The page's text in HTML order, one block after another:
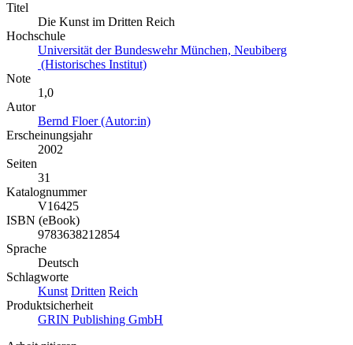
Titel
Die Kunst im Dritten Reich
Hochschule
Universität der Bundeswehr München, Neubiberg
(Historisches Institut)
Note
1,0
Autor
Bernd Floer (Autor:in)
Erscheinungsjahr
2002
Seiten
31
Katalognummer
V16425
ISBN (eBook)
9783638212854
Sprache
Deutsch
Schlagworte
Kunst Dritten Reich
Produktsicherheit
GRIN Publishing GmbH